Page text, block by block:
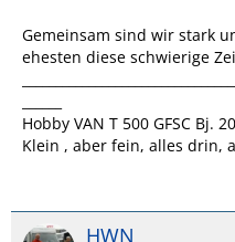
Gemeinsam sind wir stark
ehesten diese schwierige
Hobby VAN T 500 GFSC Bj.
Klein , aber fein, alles drin,
HWN